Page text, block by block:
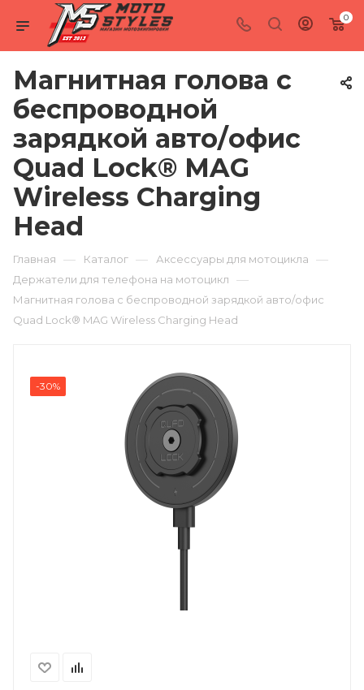
0
Магнитная голова с
беспроводной
зарядкой авто/офис
Quad Lock® MAG
Wireless Charging
Head
Главная — Каталог — Аксессуары для мотоцикла —
Держатели для телефона на мотоцикл —
Магнитная голова с беспроводной зарядкой авто/офис
Quad Lock® MAG Wireless Charging Head
-30%